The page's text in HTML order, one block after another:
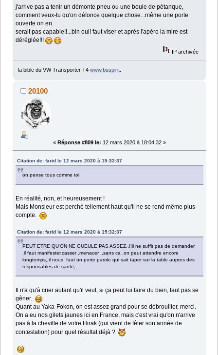
j'arrive pas a tenir un démonte pneu ou une boule de pétanque,
comment veux-tu qu'on défonce quelque chose...même une porte
ouverte on en
serait pas capable!!...bin oui! faut viser et après l'apéro la mire est
déréglée!!!
IP archivée
la bible du VW Transporter T4 www.buspirit.
20100
« Réponse #809 le: 12 mars 2020 à 18:04:32 »
Citation de: farid le 12 mars 2020 à 15:32:37
on pense tous comme toi
En réalité, non, et heureusement !
Mais Monsieur est perché tellement haut qu'il ne se rend même plus
compte.
Citation de: farid le 12 mars 2020 à 15:32:37
PEUT ETRE QU'ON NE GUEULE PAS ASSEZ,,!!il ne suffit pas de demander
,il faut manifester,casser ,menacer ,,sans ca ,on peut attendre encore
longtemps,,il nous faut un porte parole qui sait taper sur la table aupres des
responsables de sante,,
Il n'a qu'à crier autant qu'il veut, si ça peut lui faire du bien, faut pas se
gêner.
Quant au Yaka-Fokon, on est assez grand pour se débrouiller, merci.
On a eu nos gilets jaunes ici en France, mais c'est vrai qu'on n'arrive
pas à la cheville de votre Hirak (qui vient de fêter son année de
contestation) pour quel résultat déjà ?